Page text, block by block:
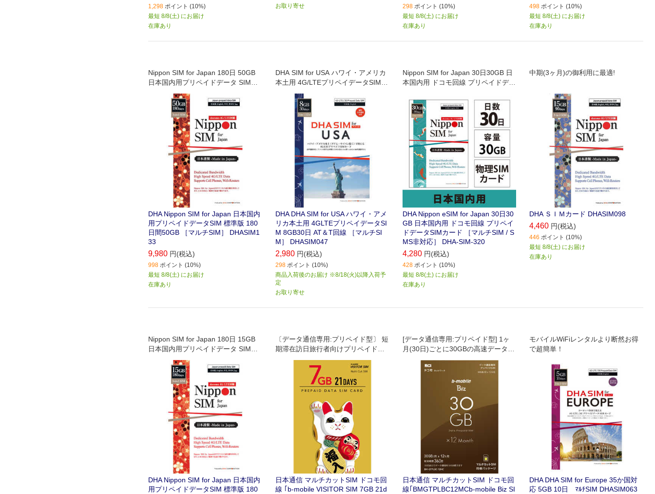
1,298 ポイント (10%)
最短 8/8(土) にお届け
在庫あり
お取り寄せ
298 ポイント (10%)
最短 8/8(土) にお届け
在庫あり
498 ポイント (10%)
最短 8/8(土) にお届け
在庫あり
Nippon SIM for Japan 180日 50GB
日本国内用プリペイドデータ SIMカ
ード (ドコモ回線)
DHA Nippon SIM for Japan 日本国内
用プリペイドデータSIM 標準版 180
日間50GB ［マルチSIM］ DHASIM1
33
9,980 円(税込)
998 ポイント (10%)
最短 8/8(土) にお届け
在庫あり
DHA SIM for USA ハワイ・アメリカ
本土用 4G/LTEプリペイデータSIM音
声付 8GB30日 (AT&T回線)
DHA DHA SIM for USA ハワイ・アメ
リカ本土用 4GLTEプリペイデータSI
M 8GB30日 AT＆T回線 ［マルチSI
M］ DHASIM047
2,980 円(税込)
298 ポイント (10%)
商品入荷後のお届け ※8/18(火)以降入荷予
定
お取り寄せ
Nippon SIM for Japan 30日30GB 日
本国内用 ドコモ回線 プリペイドデー
DHA Nippon eSIM for Japan 30日30
GB 日本国内用 ドコモ回線 プリペイ
ドデータSIMカード ［マルチSIM / S
MS非対応］ DHA-SIM-320
4,280 円(税込)
428 ポイント (10%)
最短 8/8(土) にお届け
在庫あり
中期(3ヶ月)の御利用に最適!
DHA ＳＩＭカード DHASIM098
4,460 円(税込)
446 ポイント (10%)
最短 8/8(土) にお届け
在庫あり
Nippon SIM for Japan 180日 15GB
日本国内用プリペイドデータ SIMカ
ード (ドコモ回線)
DHA Nippon SIM for Japan 日本国内
用プリペイドデータSIM 標準版 180
〔データ通信専用:プリペイド型〕 短
期滞在訪日旅行者向けプリペイドデ
ータ通信専用SIMカード｡2~3週間用｡
日本通信 マルチカットSIM ドコモ回
線 ｢b-mobile VISITOR SIM 7GB 21d
[データ通信専用:プリペイド型] 1ヶ
月(30日)ごとに30GBの高速データ通
信が12ヶ月(360日)お使いいただける
SIMカード｡(ドコモ版)
日本通信 マルチカットSIM ドコモ回
線｢BMGTPLBC12MCb-mobile Biz SI
モバイルWiFiレンタルより断然お得
で超簡単！
DHA DHA SIM for Europe 35か国対
応 5GB 10日 ﾏﾙﾁSIM DHASIM063